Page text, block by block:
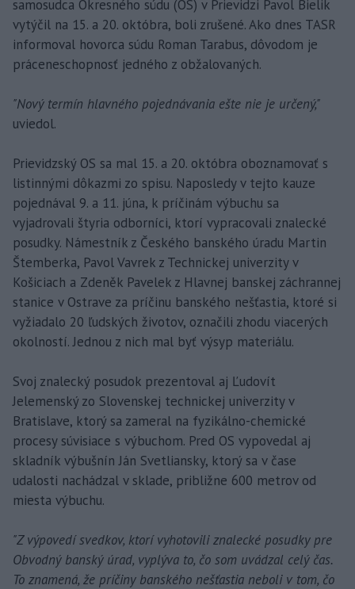
samosudca Okresného súdu (OS) v Prievidzi Pavol Bielik
vytýčil na 15. a 20. októbra, boli zrušené. Ako dnes TASR
informoval hovorca súdu Roman Tarabus, dôvodom je
práceneschopnosť jedného z obžalovaných.
"Nový termín hlavného pojednávania ešte nie je určený,"
uviedol.
Prievidzský OS sa mal 15. a 20. októbra oboznamovať s
listinnými dôkazmi zo spisu. Naposledy v tejto kauze
pojednával 9. a 11. júna, k príčinám výbuchu sa
vyjadrovali štyria odborníci, ktorí vypracovali znalecké
posudky. Námestník z Českého banského úradu Martin
Štemberka, Pavol Vavrek z Technickej univerzity v
Košiciach a Zdeněk Pavelek z Hlavnej banskej záchrannej
stanice v Ostrave za príčinu banského nešťastia, ktoré si
vyžiadalo 20 ľudských životov, označili zhodu viacerých
okolností. Jednou z nich mal byť výsyp materiálu.
Svoj znalecký posudok prezentoval aj Ľudovít
Jelemenský zo Slovenskej technickej univerzity v
Bratislave, ktorý sa zameral na fyzikálno-chemické
procesy súvisiace s výbuchom. Pred OS vypovedal aj
skladník výbušnín Ján Svetliansky, ktorý sa v čase
udalosti nachádzal v sklade, približne 600 metrov od
miesta výbuchu.
"Z výpovedí svedkov, ktorí vyhotovili znalecké posudky pre
Obvodný banský úrad, vyplýva to, čo som uvádzal celý čas.
To znamená, že príčiny banského nešťastia neboli v tom, čo